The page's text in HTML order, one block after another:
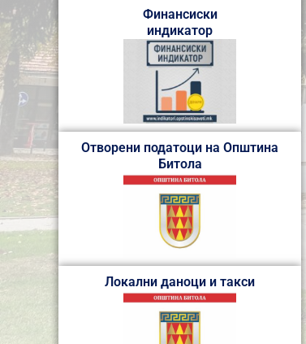
Финансиски
индикатор
Отворени податоци на Општина
Битола
Локални даноци и такси